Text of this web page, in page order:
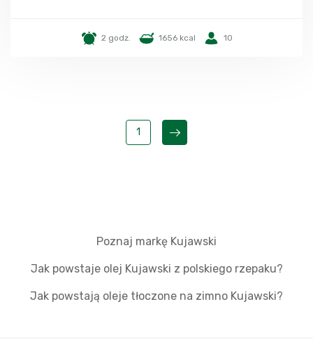
2 godz. 1656 kcal 10
1
Poznaj markę Kujawski
Jak powstaje olej Kujawski z polskiego rzepaku?
Jak powstają oleje tłoczone na zimno Kujawski?